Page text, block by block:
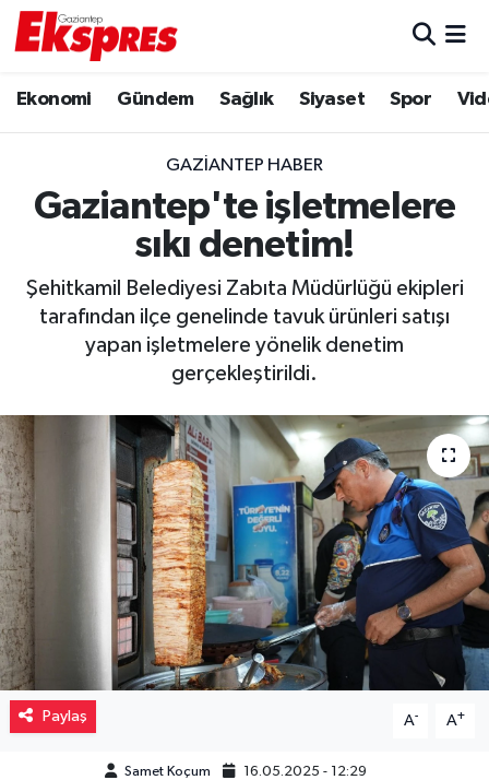
Ekonomi Gündem Sağlık Siyaset Spor
GAZIANTEP HABER
Gaziantep'te işletmelere
sıkı denetim!
Şehitkamil Belediyesi Zabıta Müdürlüğü ekipleri
tarafından ilçe genelinde tavuk ürünleri satışı
yapan işletmelere yönelik denetim
gerçekleştirildi.
Paylaş A- A+
Samet Koçum 16.05.2025 - 12:29
Ekonomi
Gaziantep son dakika
Gündem
Haberler
Kültür Sanat
Magazin
Piyasa
Resmi İlanlar
Sağlık
Trafik Durumu
Puan Durumu ve Fikstür
Tüm Manşetler
Son Dakika Haberleri
Haber Arşivi